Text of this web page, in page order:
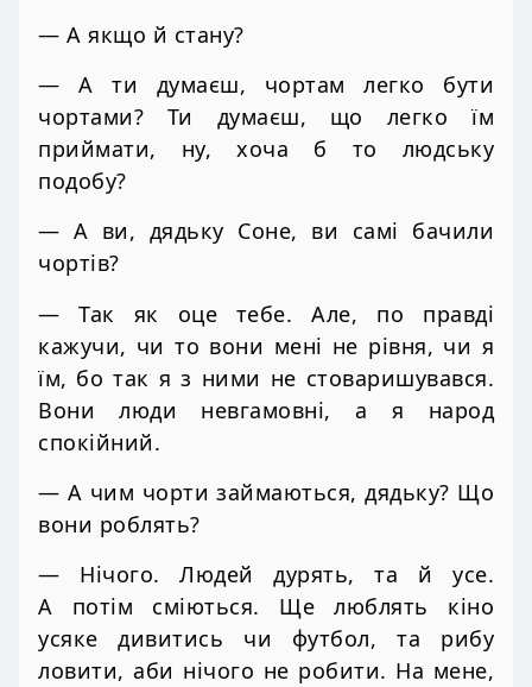
— А якщо й стану?
— А ти думаєш, чортам легко бути
чортами? Ти думаєш, що легко їм
приймати, ну, хоча б то людську
подобу?
— А ви, дядьку Соне, ви самі бачили
чортів?
— Так як оце тебе. Але, по правді
кажучи, чи то вони мені не рівня, чи я
їм, бо так я з ними не стоваришувався.
Вони люди невгамовні, а я народ
спокійний.
— А чим чорти займаються, дядьку? Що
вони роблять?
— Нічого. Людей дурять, та й усе.
А потім сміються. Ще люблять кіно
усяке дивитись чи футбол, та рибу
ловити, аби нічого не робити. На мене,